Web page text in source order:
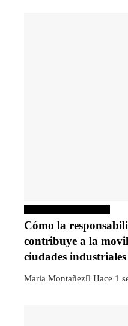
Cómo la
contribuye a la
ciudades
Maria Montañez Hace 1